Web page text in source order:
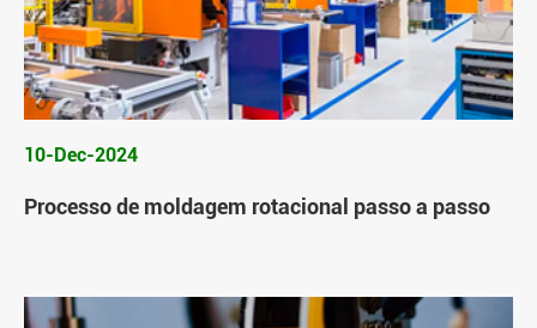
10-Dec-2024
Processo de moldagem rotacional passo a passo